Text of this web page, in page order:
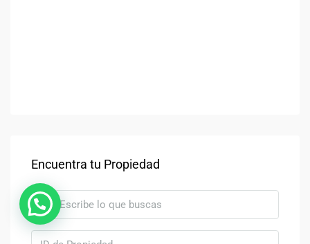
Encuentra tu Propiedad